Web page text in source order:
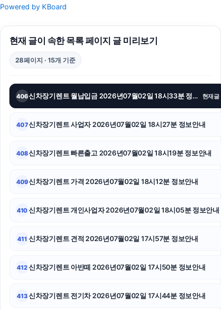
대구이혼전문변호사
재산분할
인스타그램 좋아요 늘리기
상간녀위자료
말기암요양병원
인스타 좋아요 구매
안산피부과
Powered by KBoard
현재 글이 속한 목록 페이지 글 미리보기
28페이지 · 15개 기준
406 신차장기렌트 월납입금 2026년07월02일 18시33분 정보안내 현재글
407신차장기렌트 사업자 2026년07월02일 18시27분 정보안내
408신차장기렌트 빠른출고 2026년07월02일 18시19분 정보안내
409신차장기렌트 가격 2026년07월02일 18시12분 정보안내
410 신차장기렌트 개인사업자 2026년07월02일 18시05분 정보안내
411 신차장기렌트 견적 2026년07월02일 17시57분 정보안내
412 신차장기렌트 아반떼 2026년07월02일 17시50분 정보안내
413신차장기렌트 전기차 2026년07월02일 17시44분 정보안내